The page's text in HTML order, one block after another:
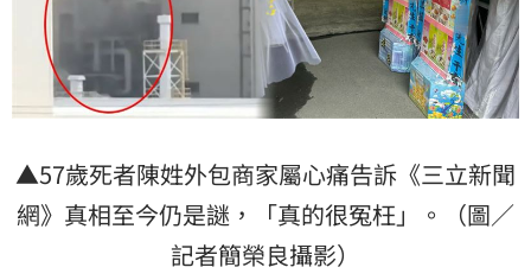
▲57歲死者陳姓外包商家屬心痛告訴《三立新聞
網》真相至今仍是謎，「真的很冤枉」。（圖／
記者簡榮良攝影）